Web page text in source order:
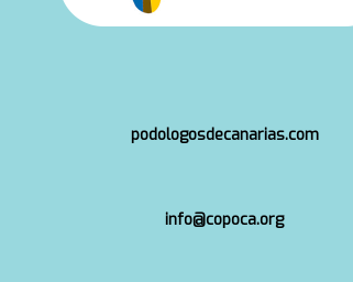
podologosdecanarias.com
info@copoca.org